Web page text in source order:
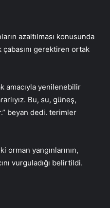
azaltılması konusunda
gerektiren ortak
amacıyla yenilenebilir
Bu, su, güneş,
beyan dedi. terimler
orman yangınlarının,
vurguladığı belirtildi.